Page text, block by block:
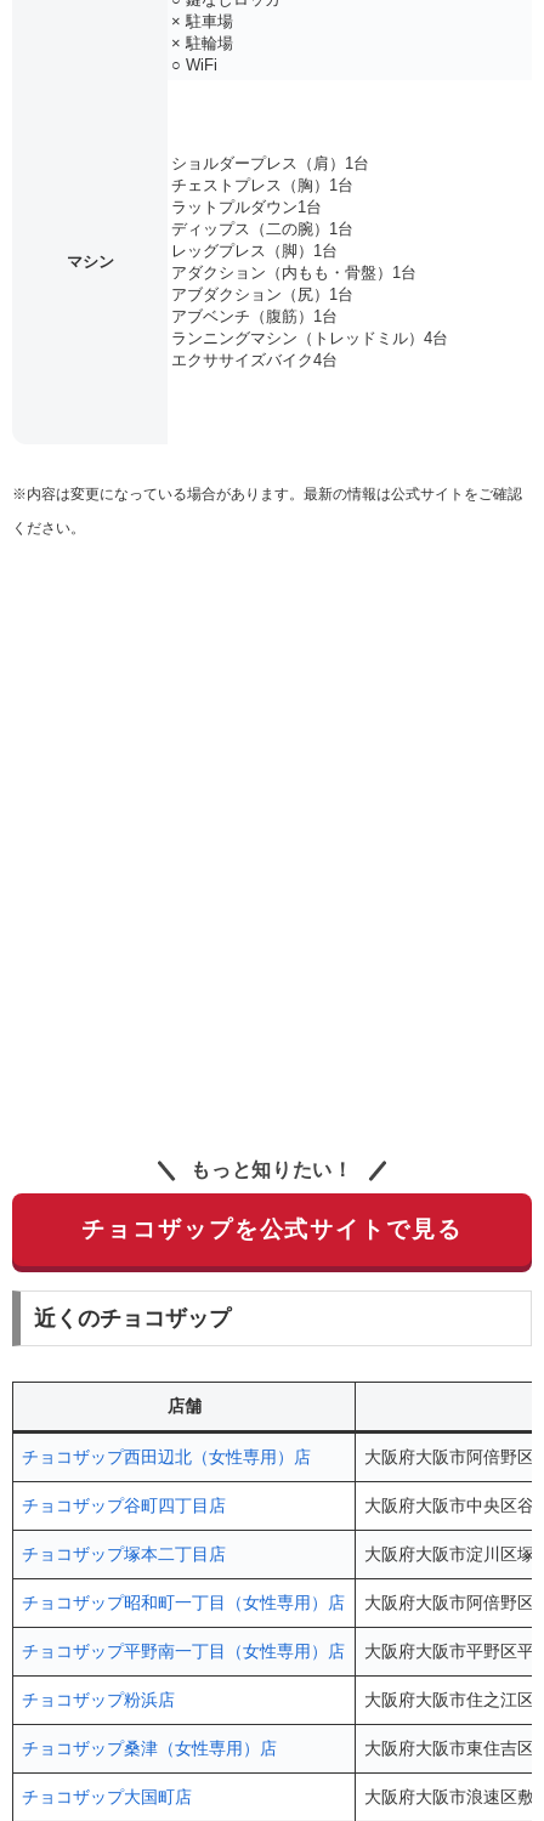
× 駐車場
× 駐輪場
○ WiFi
マシン
ショルダープレス（肩）1台
チェストプレス（胸）1台
ラットプルダウン1台
ディップス（二の腕）1台
レッグプレス（脚）1台
アダクション（内もも・骨盤）1台
アブダクション（尻）1台
アブベンチ（腹筋）1台
ランニングマシン（トレッドミル）4台
エクササイズバイク4台
※内容は変更になっている場合があります。最新の情報は公式サイトをご確認
ください。
もっと知りたい！
チョコザップを公式サイトで見る
近くのチョコザップ
店舗
チョコザップ西田辺北（女性専用）店 大阪府大阪市阿倍野
チョコザップ谷町四丁目店 大阪府大阪市中央区
チョコザップ塚本二丁目店 大阪府大阪市淀川区
チョコザップ昭和町一丁目（女性専用）店 大阪府大阪市阿倍野
チョコザップ平野南一丁目（女性専用）店 大阪府大阪市平野区
チョコザップ粉浜店 大阪府大阪市住之江
チョコザップ桑津（女性専用）店 大阪府大阪市東住吉
チョコザップ大国町店 大阪府大阪市浪速区